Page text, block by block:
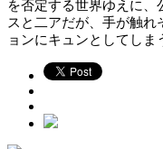
を否定する世界ゆえに、
スと二アだが、手が触
ョンにキュンとしてしま